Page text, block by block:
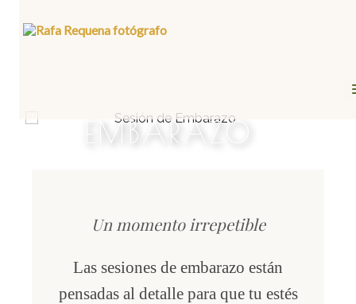
EMBARAZO
Un momento irrepetible
Las sesiones de embarazo están
pensadas al detalle para que tu estés